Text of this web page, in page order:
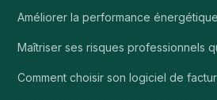
Améliorer la performance
Maîtriser ses risques professionnels
Comment choisir son logiciel de